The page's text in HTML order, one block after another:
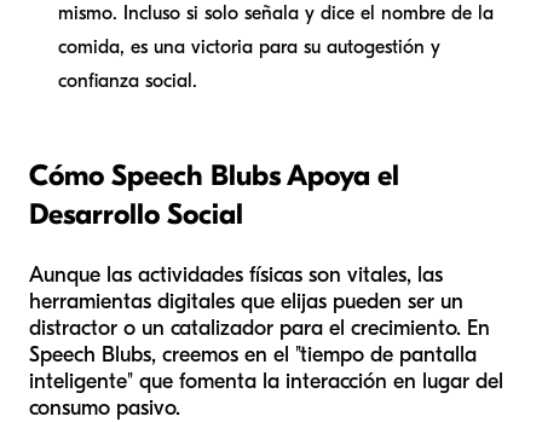
mismo. Incluso si solo señala y dice el nombre de la
comida, es una victoria para su autogestión y
confianza social.
Cómo Speech Blubs Apoya el
Desarrollo Social
Aunque las actividades físicas son vitales, las
herramientas digitales que elijas pueden ser un
distractor o un catalizador para el crecimiento. En
Speech Blubs, creemos en el "tiempo de pantalla
inteligente" que fomenta la interacción en lugar del
consumo pasivo.